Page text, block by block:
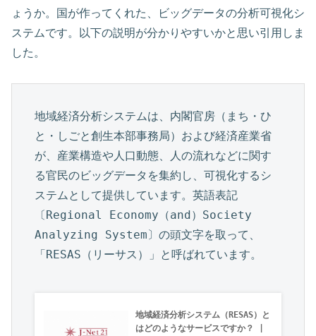
ょうか。国が作ってくれた、ビッグデータの分析可視化シ
ステムです。以下の説明が分かりやすいかと思い引用しま
した。
地域経済分析システムは、内閣官房（まち・ひ
と・しごと創生本部事務局）および経済産業省
が、産業構造や人口動態、人の流れなどに関す
る官民のビッグデータを集約し、可視化するシ
ステムとして提供しています。英語表記
〔Regional Economy（and）Society
Analyzing System〕の頭文字を取って、
地域経済分析システム（RESAS）と
はどのようなサービスですか？ |